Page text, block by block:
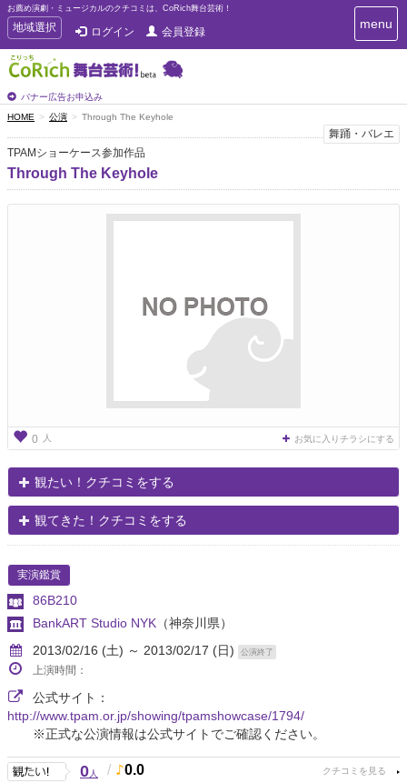
お薦め演劇・ミュージカルのクチコミは、CoRich舞台芸術！
T
o
g
g
e
n
a
v
i
g
地域選択 ログイン 会員登録
バナー広告お申込み
T
o
n
i
g
menu
HOME 公演 Through The Keyhole
舞踊・バレエ
TPAMショーケース参加作品
Through The Keyhole
0 人 お気に入りチラシにする
観たい！クチコミをする
観てきた！クチコミをする
実演鑑賞
86B210
BankART Studio NYK （神奈川県）
2013/02/16 (土) ～ 2013/02/17 (日)
公演終了
上演時間：
公式サイト：
http://www.tpam.or.jp/showing/tpamshowcase/1794/
※正式な公演情報は公式サイトでご確認ください。
0人 / 0.0